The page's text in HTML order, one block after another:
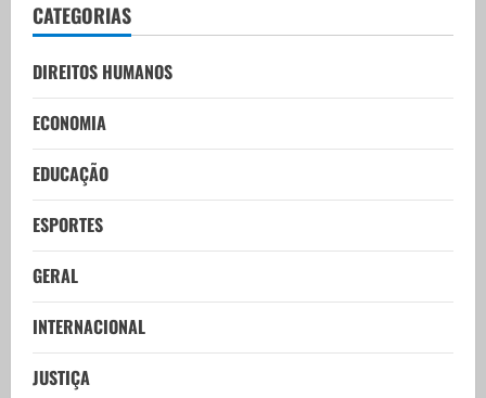
CATEGORIAS
DIREITOS HUMANOS
ECONOMIA
EDUCAÇÃO
ESPORTES
GERAL
INTERNACIONAL
JUSTIÇA